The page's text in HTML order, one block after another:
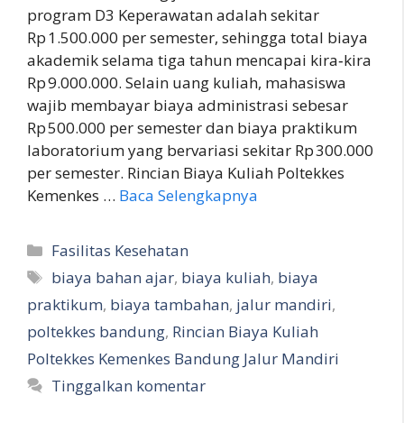
program D3 Keperawatan adalah sekitar
Rp 1.500.000 per semester, sehingga total biaya
akademik selama tiga tahun mencapai kira‑kira
Rp 9.000.000. Selain uang kuliah, mahasiswa
wajib membayar biaya administrasi sebesar
Rp 500.000 per semester dan biaya praktikum
laboratorium yang bervariasi sekitar Rp 300.000
per semester. Rincian Biaya Kuliah Poltekkes
Kemenkes … Baca Selengkapnya
Kategori
Fasilitas Kesehatan
Tag
biaya bahan ajar, biaya kuliah, biaya
praktikum, biaya tambahan, jalur mandiri,
poltekkes bandung, Rincian Biaya Kuliah
Poltekkes Kemenkes Bandung Jalur Mandiri
Tinggalkan komentar